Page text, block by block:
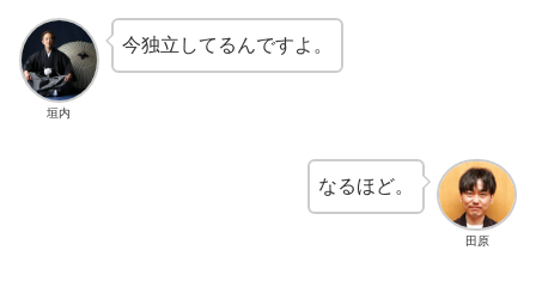
垣内
今独立してるんですよ。
田原
なるほど。